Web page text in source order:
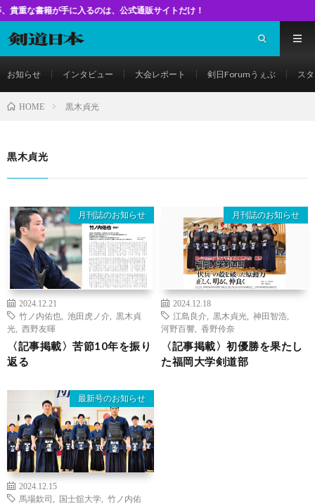
手に入るのは、公式通販サイトだけ！
お知らせ インタビュー 大会レポート 剣日Forumうぇぶ ス
HOME 黒木貞光
黒木貞光
月刊誌のお知らせ
2024.12.21
竹ノ内佑也
池田虎ノ介
黒木貞
光
西野友暉
〈記事掲載〉苦節10年を振り
返る
月刊誌のお知らせ
2024.12.18
江島良介
黒木貞光 神田智浩
河野百響
香野伶奈
〈記事掲載〉初優勝を果たし
た福岡大学剣道部
最新号のお知らせ
2024.12.15
馬場欽司
国士舘大学
竹ノ内佑